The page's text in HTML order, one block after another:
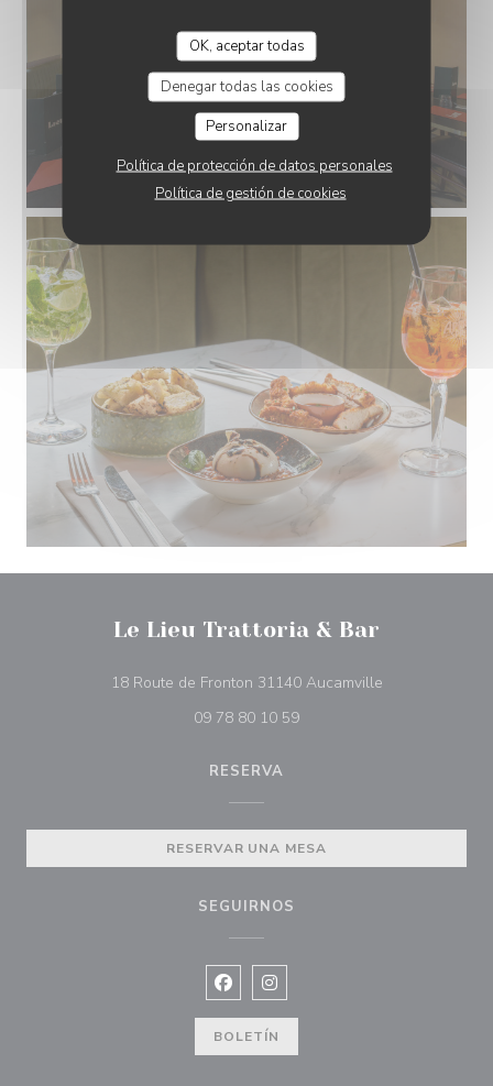
OK, aceptar todas
Denegar todas las cookies
Personalizar
Política de protección de datos personales
Política de gestión de cookies
Le Lieu Trattoria & Bar
18 Route de Fronton 31140 Aucamville((abre en una
09 78 80 10 59
RESERVA
RESERVAR UNA MESA
SEGUIRNOS
Facebook ((abre en una nueva
Instagram ((abre en una
BOLETÍN